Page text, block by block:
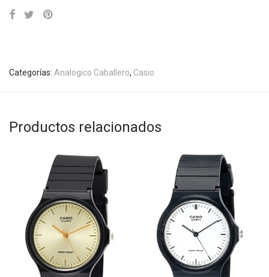
Categorías: Analogico Caballero, Casio
Productos relacionados